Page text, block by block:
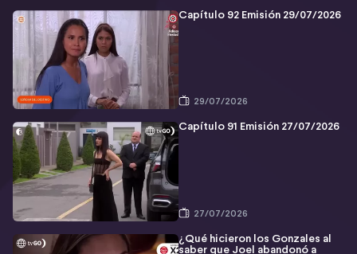
Capítulo 92 Emisión 29/07/2026
29/07/2026
Capítulo 91 Emisión 27/07/2026
27/07/2026
¿Qué hicieron los Gonzales al
saber que Joel abandonó a